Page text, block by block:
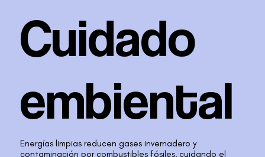
Cuidado
embiental
Energías limpias reducen gases invernadero y
contaminación por combustibles fósiles, cuidando el